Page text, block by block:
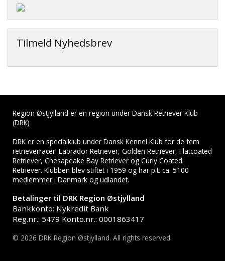
Tilmeld Nyhedsbrev
Region Østjylland er en region under Dansk Retriever Klub
(DRK)
DRK er en specialklub under Dansk Kennel Klub for de fem
retrieverracer: Labrador Retriever, Golden Retriever, Flatcoated
Retriever, Chesapeake Bay Retriever og Curly Coated
Retriever. Klubben blev stiftet i 1959 og har p.t. ca. 5100
medlemmer i Danmark og udlandet.
Betalinger til DRK Region Østjylland
Bankkonto: Nykredit Bank
Reg.nr.: 5479 Konto.nr.: 0001863417
© 2026 DRK Region Østjylland. All rights reserved.